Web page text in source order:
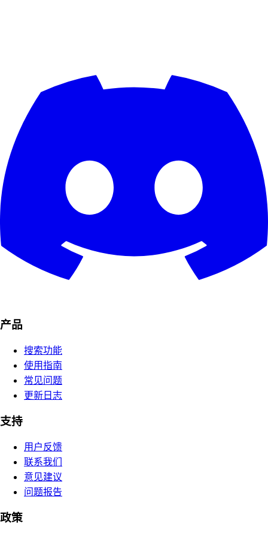
产品
搜索功能
使用指南
常见问题
更新日志
支持
用户反馈
联系我们
意见建议
问题报告
政策